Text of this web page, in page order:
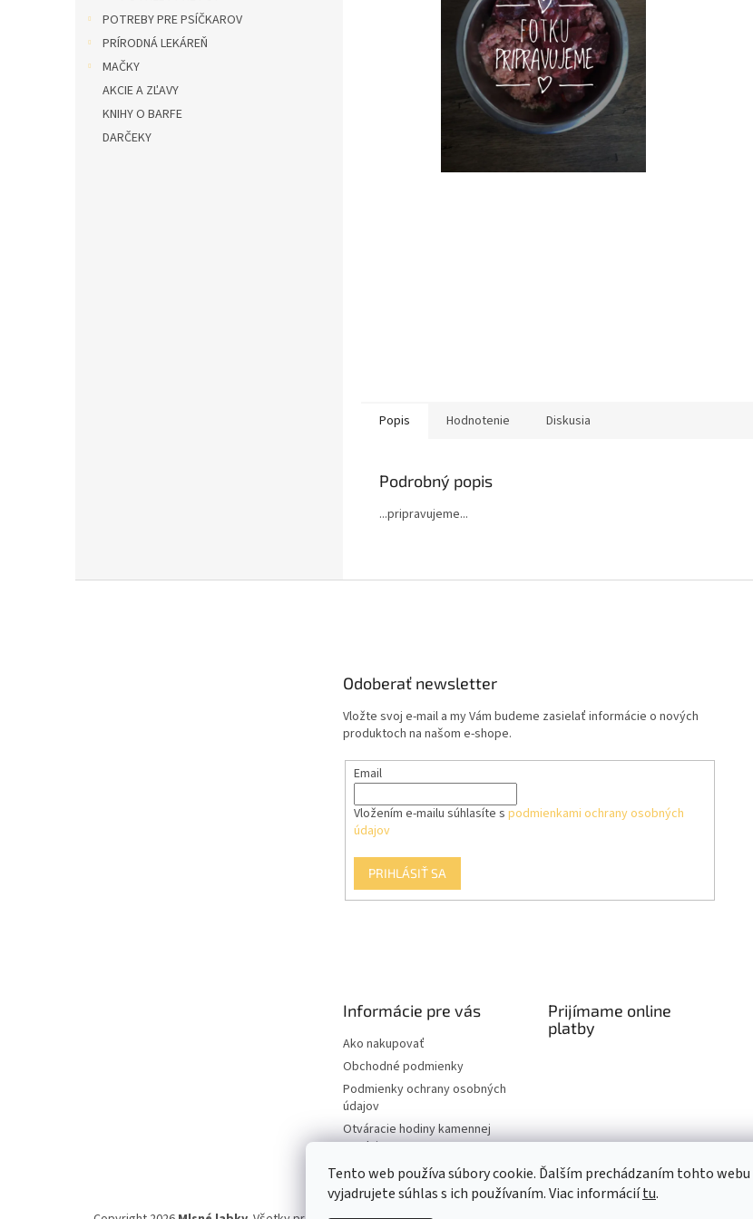
Tento web používa súbory cookie. Ďalším prechádzaním tohto webu
vyjadrujete súhlas s ich používaním. Viac informáciítu.
POTREBY PRE PSÍČKAROV
PRÍRODNÁ LEKÁREŇ
MAČKY
AKCIE A ZĽAVY
KNIHY O BARFE
DARČEKY
Popis Hodnotenie Diskusia
Podrobný popis
...pripravujeme...
Odoberať newsletter
Vložte svoj e-mail a my Vám budeme zasielať informácie o nových
produktoch na našom e-shope.
Email
Vložením e-mailu súhlasíte s podmienkami ochrany osobných
údajov
PRIHLÁSIŤ SA
Informácie pre vás
Ako nakupovať
Obchodné podmienky
Podmienky ochrany osobných
údajov
Otváracie hodiny kamennej
predajne
Prijímame online
platby